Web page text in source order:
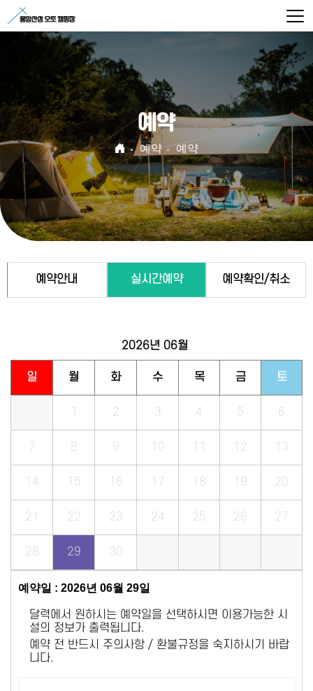
예약
예약 예약
예약안내 실시간예약 예약확인/취소
2026년 06월
일 월 화 수 목 금 토
1 2 3 4 5 6
7 8 9 10 11 12 13
14 15 16 17 18 19 20
21 22 23 24 25 26 27
28 29 30
예약일 : 2026년 06월 29일
달력에서 원하시는 예약일을 선택하시면 이용가능한 시
설의 정보가 출력됩니다.
예약 전 반드시 주의사항 / 환불규정을 숙지하시기 바랍
니다.